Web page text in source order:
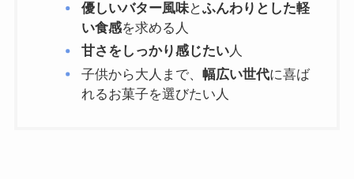
優しいバター風味とふんわりとした軽
い食感を求める人
甘さをしっかり感じたい人
子供から大人まで、 幅広い世代に喜ば
れるお菓子を選びたい人